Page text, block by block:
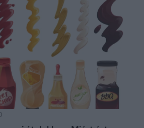
is részt vehetnek. November
otthont a hagyományos Egy
a család minden tagja jól
egészségre is figyelhet.